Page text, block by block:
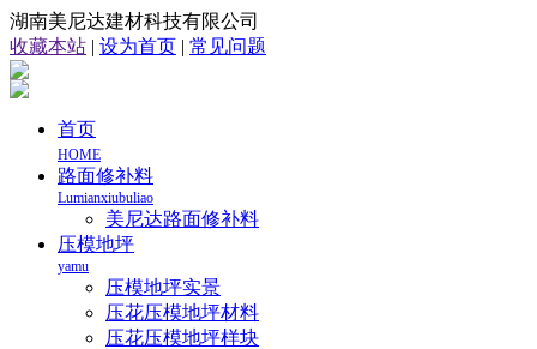
湖南美尼达建材科技有限公司
收藏本站 | 设为首页 | 常见问题
首页
HOME
路面修补料
Lumianxiubuliao
美尼达路面修补料
压模地坪
yamu
压模地坪实景
压花压模地坪材料
压花压模地坪样块